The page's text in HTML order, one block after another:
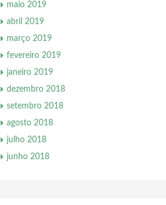
maio 2019
abril 2019
março 2019
fevereiro 2019
janeiro 2019
dezembro 2018
setembro 2018
agosto 2018
julho 2018
junho 2018